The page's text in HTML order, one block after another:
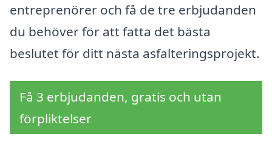
entreprenörer och få de tre erbjudanden
du behöver för att fatta det bästa
beslutet för ditt nästa asfalteringsprojekt.
Få 3 erbjudanden, gratis och utan
förpliktelser